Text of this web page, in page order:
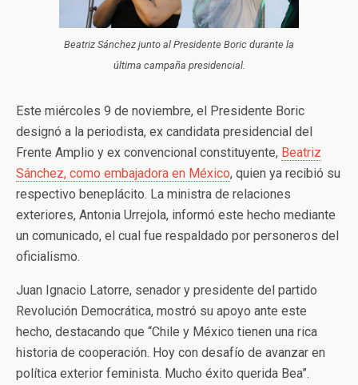
Beatriz Sánchez junto al Presidente Boric durante la
última campaña presidencial.
Este miércoles 9 de noviembre, el Presidente Boric
designó a la periodista, ex candidata presidencial del
Frente Amplio y ex convencional constituyente, Beatriz
Sánchez, como embajadora en México, quien ya recibió su
respectivo beneplácito. La ministra de relaciones
exteriores, Antonia Urrejola, informó este hecho mediante
un comunicado, el cual fue respaldado por personeros del
oficialismo.
Juan Ignacio Latorre, senador y presidente del partido
Revolución Democrática, mostró su apoyo ante este
hecho, destacando que “Chile y México tienen una rica
historia de cooperación. Hoy con desafío de avanzar en
política exterior feminista. Mucho éxito querida Bea”.